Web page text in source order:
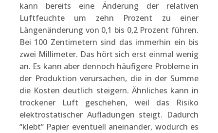
kann bereits eine Änderung der relativen
Luftfeuchte um zehn Prozent zu einer
Längenänderung von 0,1 bis 0,2 Prozent führen.
Bei 100 Zentimetern sind das immerhin ein bis
zwei Millimeter. Das hört sich erst einmal wenig
an. Es kann aber dennoch häufigere Probleme in
der Produktion verursachen, die in der Summe
die Kosten deutlich steigern. Ähnliches kann in
trockener Luft geschehen, weil das Risiko
elektrostatischer Aufladungen steigt. Dadurch
“klebt” Papier eventuell aneinander, wodurch es